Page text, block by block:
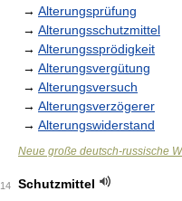
→ Alterungsprüfung
→ Alterungsschutzmittel
→ Alterungssprödigkeit
→ Alterungsvergütung
→ Alterungsversuch
→ Alterungsverzögerer
→ Alterungswiderstand
Neue große deutsch-russische
14 Schutzmittel